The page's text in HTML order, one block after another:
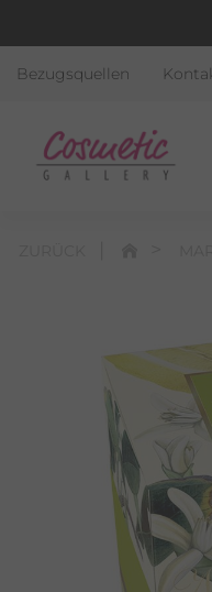
Bezugsquellen